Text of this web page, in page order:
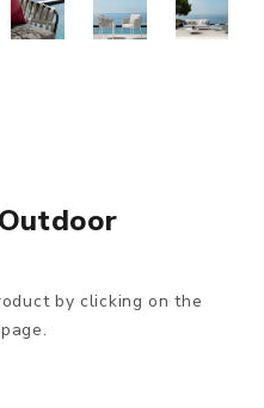
by clicking on the